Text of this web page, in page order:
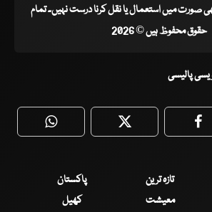
میں استعمال یا نقل کرنا درست نہیں۔ تمام
حقوق محفوظ ہیں © 2026
پالیسی
WhatsApp Twitter
تازہ ترین
پاکستان
معیشت
کھیل